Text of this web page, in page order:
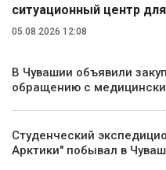
ситуационный центр
05.08.2026 12:08
В Чувашии объявили
обращению с
Студенческий
Арктики" побывал в